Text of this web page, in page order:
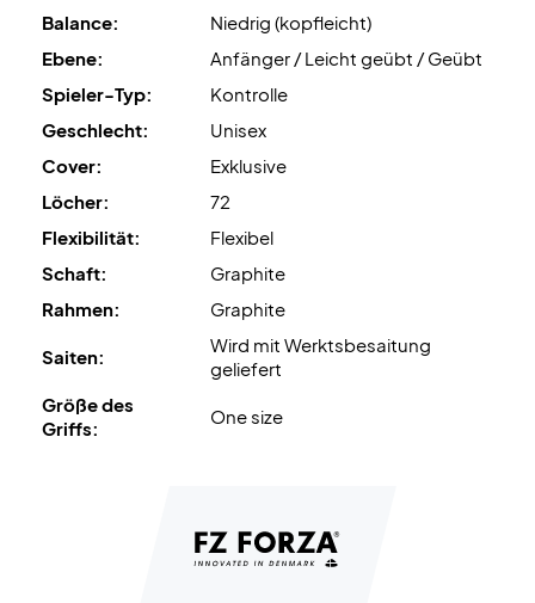
Balance:
Niedrig (kopfleicht)
Ebene:
Anfänger / Leicht geübt / Geübt
Spieler-Typ:
Kontrolle
Geschlecht:
Unisex
Cover:
Exklusive
Löcher:
72
Flexibilität:
Flexibel
Schaft:
Graphite
Rahmen:
Graphite
Saiten:
Wird mit Werktsbesaitung
geliefert
Größe des
Griffs:
One size